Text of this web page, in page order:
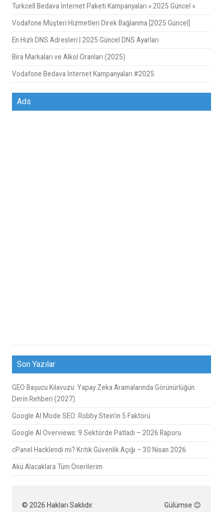
Turkcell Bedava İnternet Paketi Kampanyaları « 2025 Güncel »
Vodafone Müşteri Hizmetleri Direk Bağlanma [2025 Güncel]
En Hızlı DNS Adresleri | 2025 Güncel DNS Ayarları
Bira Markaları ve Alkol Oranları (2025)
Vodafone Bedava İnternet Kampanyaları #2025
Ads
Son Yazılar
GEO Başucu Kılavuzu: Yapay Zeka Aramalarında Görünürlüğün
Derin Rehberi (2027)
Google AI Mode SEO: Robby Stein’in 5 Faktörü
Google AI Overviews: 9 Sektörde Patladı – 2026 Raporu
cPanel Hacklendi mi? Kritik Güvenlik Açığı – 30 Nisan 2026
Akü Alacaklara Tüm Önerilerim
© 2026 Hakları Saklıdır. Gülümse 😊